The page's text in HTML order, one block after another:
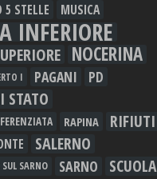
STELLE MUSICA
INFERIORE
NOCERINA
I PAGANI PD
STATO
RAPINA RIFIUTI
SALERNO
SARNO SARNO SCUOLA